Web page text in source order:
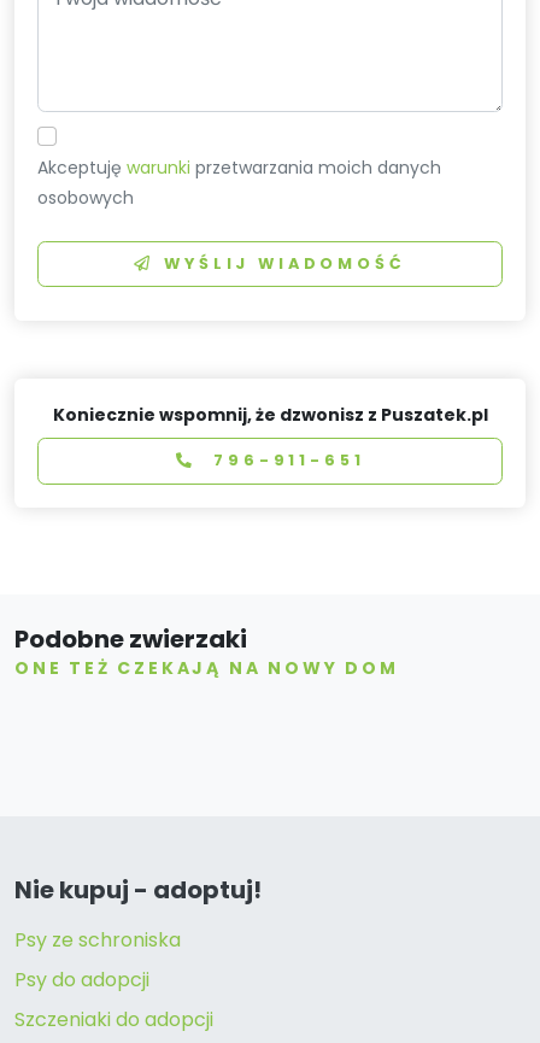
Akceptujęwarunki przetwarzania moich danych
osobowych
WYŚLIJ WIADOMOŚĆ
Koniecznie wspomnij, że dzwonisz z Puszatek.pl
796-911-651
Podobne zwierzaki
ONE TEŻ CZEKAJĄ NA NOWY DOM
Nie kupuj - adoptuj!
Psy ze schroniska
Psy do adopcji
Szczeniaki do adopcji